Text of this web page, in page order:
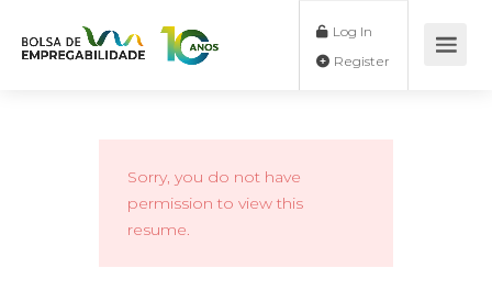
Log In
Sorry, you do not have
permission to view this
resume.